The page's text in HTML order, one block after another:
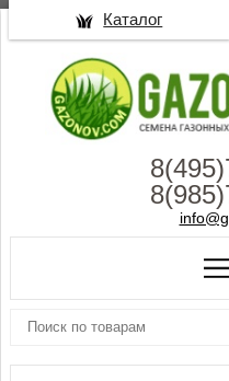
Каталог